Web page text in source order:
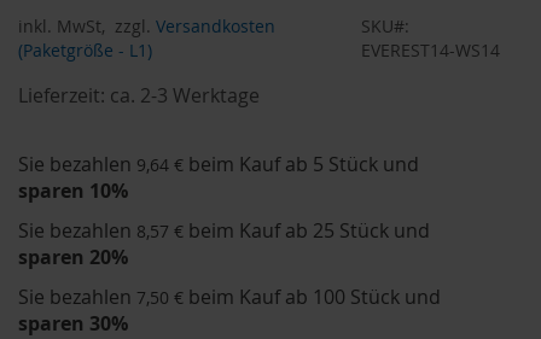
inkl. MwSt, zzgl. Versandkosten
(Paketgröße - L1)
SKU
EVEREST14-WS14
Lieferzeit: ca. 2-3 Werktage
Sie bezahlen 9,64 € beim Kauf ab 5 Stück und
sparen 10%
Sie bezahlen 8,57 € beim Kauf ab 25 Stück und
sparen 20%
Sie bezahlen 7,50 € beim Kauf ab 100 Stück und
sparen 30%